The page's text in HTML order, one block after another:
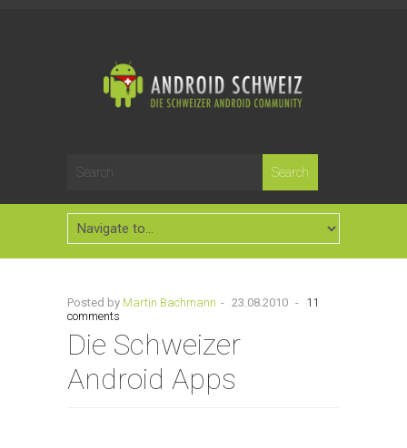
Posted by Martin Bachmann - 23.08.2010 - 11
comments
Die Schweizer
Android Apps